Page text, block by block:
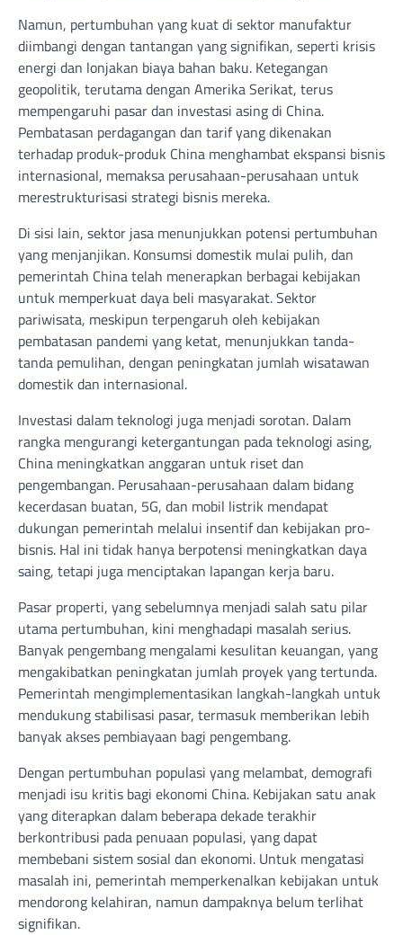
Namun, pertumbuhan yang kuat di sektor manufaktur
diimbangi dengan tantangan yang signifikan, seperti krisis
energi dan lonjakan biaya bahan baku. Ketegangan
geopolitik, terutama dengan Amerika Serikat, terus
mempengaruhi pasar dan investasi asing di China.
Pembatasan perdagangan dan tarif yang dikenakan
terhadap produk-produk China menghambat ekspansi bisnis
internasional, memaksa perusahaan-perusahaan untuk
merestrukturisasi strategi bisnis mereka.
Di sisi lain, sektor jasa menunjukkan potensi pertumbuhan
yang menjanjikan. Konsumsi domestik mulai pulih, dan
pemerintah China telah menerapkan berbagai kebijakan
untuk memperkuat daya beli masyarakat. Sektor
pariwisata, meskipun terpengaruh oleh kebijakan
pembatasan pandemi yang ketat, menunjukkan tanda-
tanda pemulihan, dengan peningkatan jumlah wisatawan
domestik dan internasional.
Investasi dalam teknologi juga menjadi sorotan. Dalam
rangka mengurangi ketergantungan pada teknologi asing,
China meningkatkan anggaran untuk riset dan
pengembangan. Perusahaan-perusahaan dalam bidang
kecerdasan buatan, 5G, dan mobil listrik mendapat
dukungan pemerintah melalui insentif dan kebijakan pro-
bisnis. Hal ini tidak hanya berpotensi meningkatkan daya
saing, tetapi juga menciptakan lapangan kerja baru.
Pasar properti, yang sebelumnya menjadi salah satu pilar
utama pertumbuhan, kini menghadapi masalah serius.
Banyak pengembang mengalami kesulitan keuangan, yang
mengakibatkan peningkatan jumlah proyek yang tertunda.
Pemerintah mengimplementasikan langkah-langkah untuk
mendukung stabilisasi pasar, termasuk memberikan lebih
banyak akses pembiayaan bagi pengembang.
Dengan pertumbuhan populasi yang melambat, demografi
menjadi isu kritis bagi ekonomi China. Kebijakan satu anak
yang diterapkan dalam beberapa dekade terakhir
berkontribusi pada penuaan populasi, yang dapat
membebani sistem sosial dan ekonomi. Untuk mengatasi
masalah ini, pemerintah memperkenalkan kebijakan untuk
mendorong kelahiran, namun dampaknya belum terlihat
signifikan.